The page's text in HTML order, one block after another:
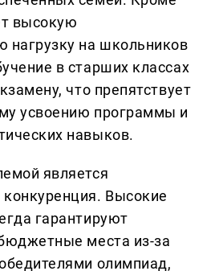
высокую
нагрузку на школьников
в старших классах
что препятствует
усвоению программы и
навыков.
является
Высокие
гарантируют
места из-за
олимпиад,